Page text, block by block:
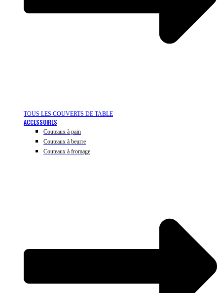
TOUS LES COUVERTS DE TABLE
ACCESSOIRES
Couteaux à pain
Couteaux à beurre
Couteaux à fromage